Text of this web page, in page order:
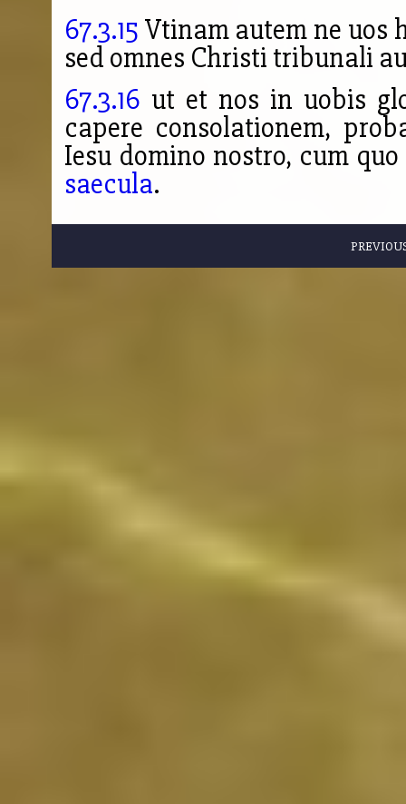
67.3.15 Vtinam autem ne uos
sed omnes Christi tribunali
67.3.16 ut et nos in uobis
capere consolationem,
Iesu domino nostro, cum
saecula.